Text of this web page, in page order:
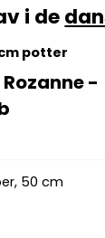
i de
potter
-
50 cm